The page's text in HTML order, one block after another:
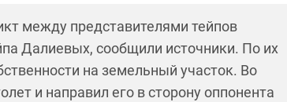
между представителями тейпов
Далиевых, сообщили источники. По их
на земельный участок. Во
и направил его в сторону оппонента